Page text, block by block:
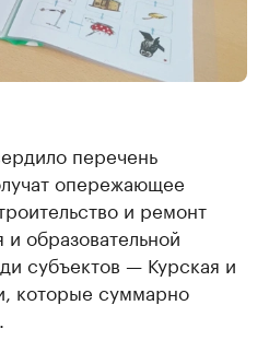
перечень
опережающее
и ремонт
образовательной
субъектов — Курская и
которые суммарно